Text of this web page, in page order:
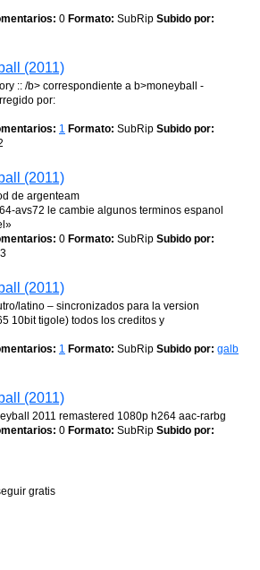
0 Formato: SubRip Subido por:
(2011)
:: /b> correspondiente a b>moneyball -
por:
1 Formato: SubRip Subido por:
(2011)
de argenteam
avs72 le cambie algunos terminos espanol
0 Formato: SubRip Subido por:
(2011)
latino – sincronizados para la version
10bit tigole) todos los creditos y
1 Formato: SubRip Subido por: galb
(2011)
2011 remastered 1080p h264 aac-rarbg
0 Formato: SubRip Subido por:
gratis